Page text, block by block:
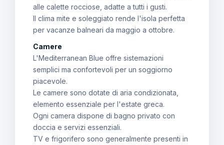
alle calette rocciose, adatte a tutti i gusti.
Il clima mite e soleggiato rende l'isola perfetta
per vacanze balneari da maggio a ottobre.
Camere
L'Mediterranean Blue offre sistemazioni
semplici ma confortevoli per un soggiorno
piacevole.
Le camere sono dotate di aria condizionata,
elemento essenziale per l'estate greca.
Ogni camera dispone di bagno privato con
doccia e servizi essenziali.
TV e frigorifero sono generalmente presenti in